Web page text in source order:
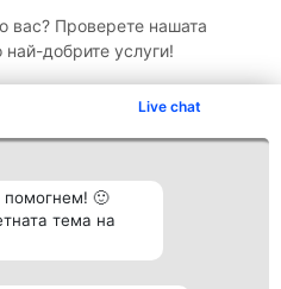
Live chat
помогнем! 🙂
тема на
вас? Проверете нашата
добрите услуги!